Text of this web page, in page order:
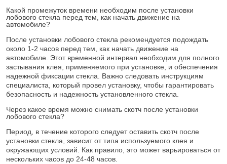
Какой промежуток времени необходим после установки
лобового стекла перед тем, как начать движение на
автомобиле?
После установки лобового стекла рекомендуется подождать
около 1-2 часов перед тем, как начать движение на
автомобиле. Этот временной интервал необходим для полного
застывания клея, применяемого при установке, и обеспечения
надежной фиксации стекла. Важно следовать инструкциям
специалиста, который провел установку, чтобы гарантировать
безопасность и надежность установленного стекла.
Через какое время можно снимать скотч после установки
лобового стекла?
Период, в течение которого следует оставить скотч после
установки стекла, зависит от типа используемого клея и
окружающих условий. Как правило, это может варьироваться от
нескольких часов до 24-48 часов.